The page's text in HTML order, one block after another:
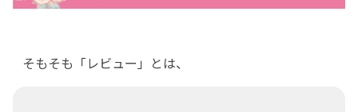
そもそも「レビュー」とは、